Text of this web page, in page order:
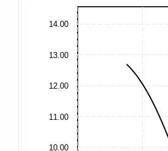
10.00
11.00
12.00
13.00
14.00